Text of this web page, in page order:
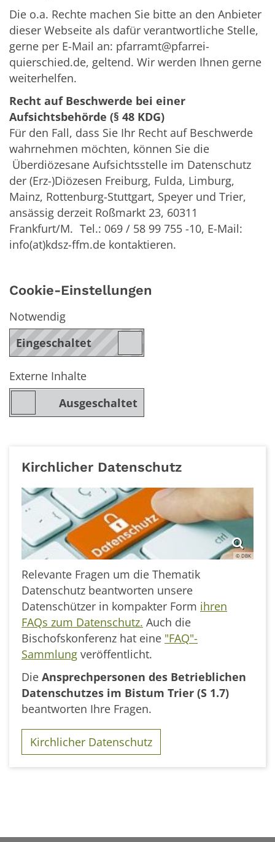
Die o.a. Rechte machen Sie bitte an den Anbieter
dieser Webseite als dafür verantwortliche Stelle,
gerne per E-Mail an: pfarramt@pfarrei-
quierschied.de, geltend. Wir werden Ihnen gerne
weiterhelfen.
Recht auf Beschwerde bei einer
Aufsichtsbehörde (§ 48 KDG)
Für den Fall, dass Sie Ihr Recht auf Beschwerde
wahrnehmen möchten, können Sie die
Überdiözesane Aufsichtsstelle im Datenschutz
der (Erz-)Diözesen Freiburg, Fulda, Limburg,
Mainz, Rottenburg-Stuttgart, Speyer und Trier,
ansässig derzeit Roßmarkt 23, 60311
Frankfurt/M. Tel.: 069 / 58 99 755 -10, E-Mail:
info(at)kdsz-ffm.de kontaktieren.
Cookie-Einstellungen
Notwendig
Externe Inhalte
Kirchlicher Datenschutz
© DBK
Relevante Fragen um die Thematik
Datenschutz beantworten unsere
Datenschützer in kompakter Form ihren
FAQs zum Datenschutz. Auch die
Bischofskonferenz hat eine "FAQ"-
Sammlung veröffentlicht.
Die Ansprechpersonen des Betrieblichen
Datenschutzes im Bistum Trier (S 1.7)
beantworten Ihre Fragen.
Kirchlicher Datenschutz